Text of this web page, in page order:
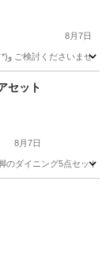
8月7日
セット
8月7日
ダイニング5点セット